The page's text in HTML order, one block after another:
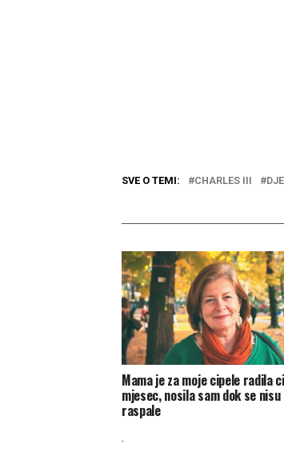
SVE O TEMI: CHARLES III
Mama je za moje cipele radila
mjesec, nosila sam dok se nisu
raspale
.